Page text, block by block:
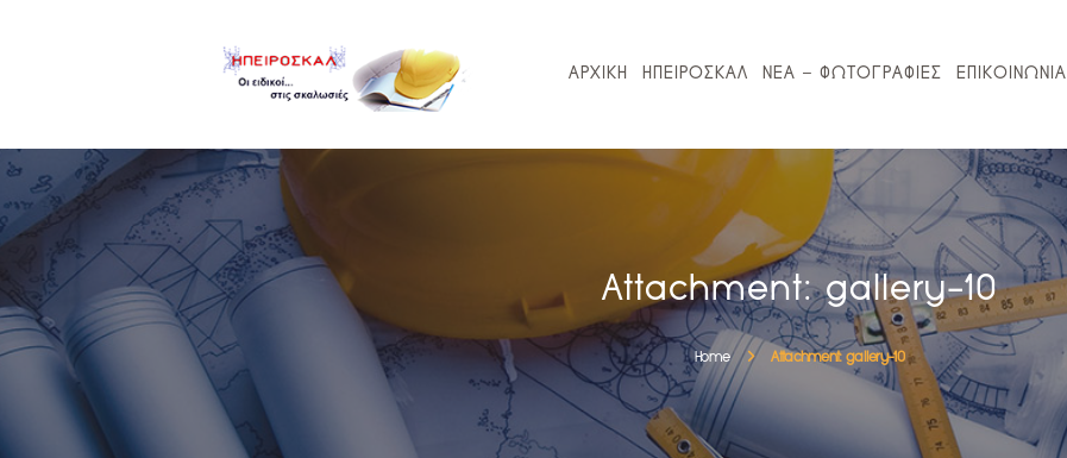
ΑΡΧΙΚΗ ΗΠΕΙΡΟΣΚΑΛ ΝΕΑ – ΦΩΤΟΓΡΑΦΙΕΣ ΕΠΙΚΟΙΝΩΝΙΑ
Attachment: gallery-10
Home Attachment: gallery-10
ΗΠΕΙΡΟΣΚΑΛ
ΕΠΙΚΟΙΝΩΝΙΑ
ΚΛΕΙΣΕ ΡΑΝΤΕΒΟΥ